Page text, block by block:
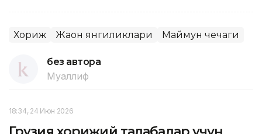
Хориж Жаҳон янгиликлари Маймун чечаги
без автора
Муаллиф
18:34, 24 Июн 2026